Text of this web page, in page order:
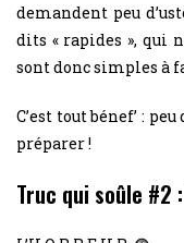
demandent peu
dits « rapides », qui
sont donc simples à
C’est tout bénef’ :
préparer !
Truc qui soûle #2